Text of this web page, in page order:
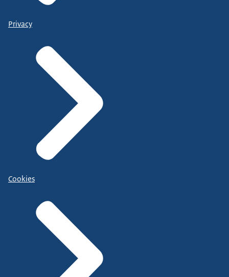
Privacy
Cookies